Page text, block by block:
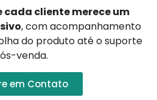
cliente merece um
, com acompanhamento
do produto até o suporte
venda.
em Contato